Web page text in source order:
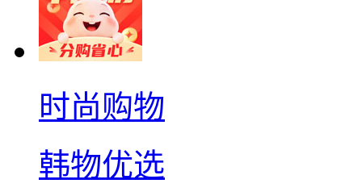
时尚购物
韩物优选